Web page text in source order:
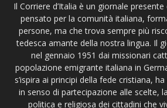
Il Corriere d’Italia è un giornale
pensato per la comunità italiana,
persone, ma che trova sempre più
tedesca amante della nostra lingua. Il
nel gennaio 1951 dai missionari
popolazione emigrante italiana in
s’ispira ai principi della fede cristiana,
in senso di partecipazione alle scelte,
politica e religiosa dei cittadini che